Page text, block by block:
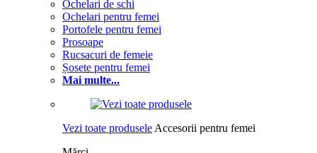
Ochelari de schi
Ochelari pentru femei
Portofele pentru femei
Prosoape
Rucsacuri de femeie
Șosete pentru femei
Mai multe...
Vezi toate produsele Accesorii pentru femei